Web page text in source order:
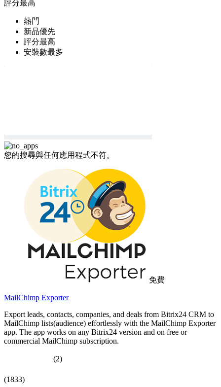
評分最高
熱門
新品優先
評分最高
安裝數最多
您的搜尋與任何應用程式不符。
免費
MailChimp Exporter
Export leads, contacts, companies, and deals from Bitrix24 CRM to
MailChimp lists(audience) effortlessly with the MailChimp Exporter
app. The app works on any Bitrix24 version and on free or
commercial MailChimp subscription.
(2)
(1833)